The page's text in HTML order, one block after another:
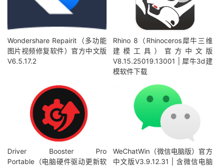
Wondershare Repairit（多功能
图片视频修复软件）官方中文版
V6.5.17.2
Rhino 8（Rhinoceros犀牛三维
建模工具）官方中文版
V8.15.25019.13001 | 犀牛3d建
模软件下载
Driver Booster Pro
Portable（电脑硬件驱动更新软
WeChatWin（微信电脑版）官方
中文版V3.9.12.31 | 含微信电脑